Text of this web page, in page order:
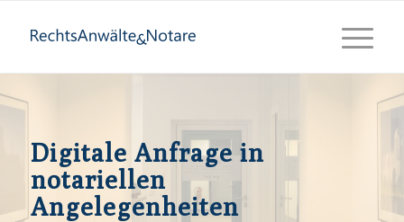
Digitale Anfrage in
notariellen
Angelegenheiten